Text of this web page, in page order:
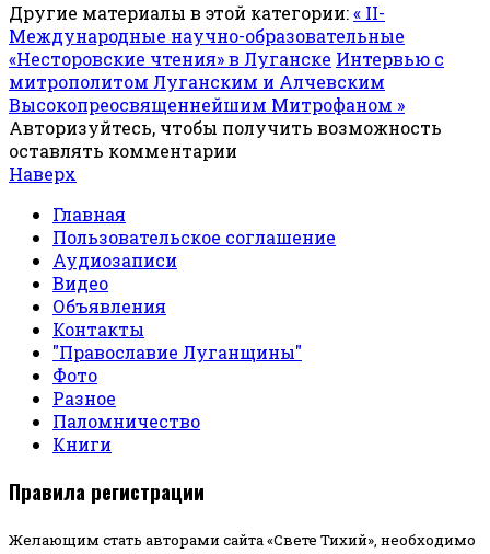
Другие материалы в этой категории:« II-
Международные научно-образовательные
«Несторовские чтения» в Луганске Интервью с
митрополитом Луганским и Алчевским
Высокопреосвященнейшим Митрофаном »
Авторизуйтесь, чтобы получить возможность
оставлять комментарии
Наверх
Главная
Пользовательское соглашение
Аудиозаписи
Видео
Объявления
Контакты
"Православие Луганщины"
Фото
Разное
Паломничество
Книги
Правила регистрации
Желающим стать авторами сайта «Свете Тихий», необходимо